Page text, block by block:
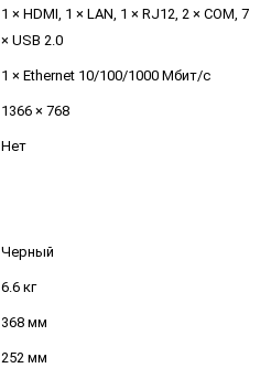
1 × HDMI, 1 × LAN, 1 × RJ12, 2 × COM, 7
× USB 2.0
1 × Ethernet 10/100/1000 Мбит/с
1366 × 768
Нет
Черный
6.6 кг
368 мм
252 мм